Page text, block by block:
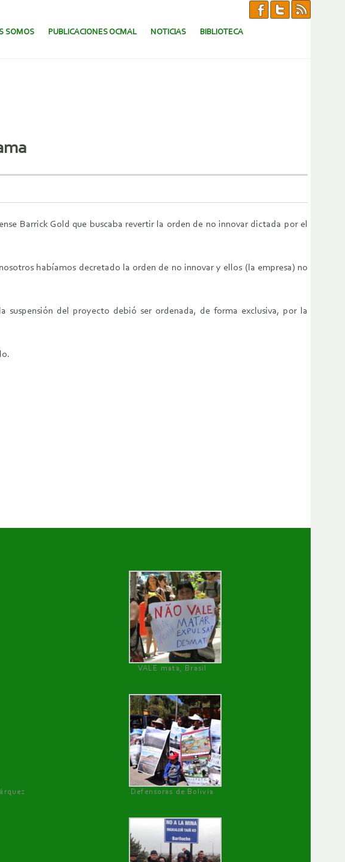
SOMOS PUBLICACIONES OCMAL NOTICIAS BIBLIOTECA
Barrick Gold que buscaba revertir la orden de no innovar dictada por el
habíamos decretado la orden de no innovar y ellos (la empresa) no
suspensión del proyecto debió ser ordenada, de forma exclusiva, por la
VALE mata, Brasil
Defensoras de Bolivia